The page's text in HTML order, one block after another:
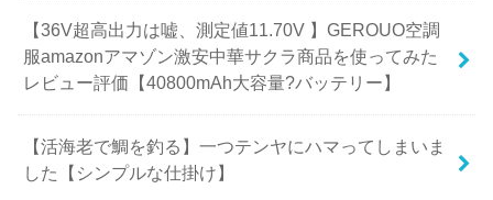
【36V超高出力は嘘、測定値11.70V 】GEROUO空調
服amazonアマゾン激安中華サクラ商品を使ってみた
レビュー評価【40800mAh大容量?バッテリー】
【活海老で鯛を釣る】一つテンヤにハマってしまいま
した【シンプルな仕掛け】